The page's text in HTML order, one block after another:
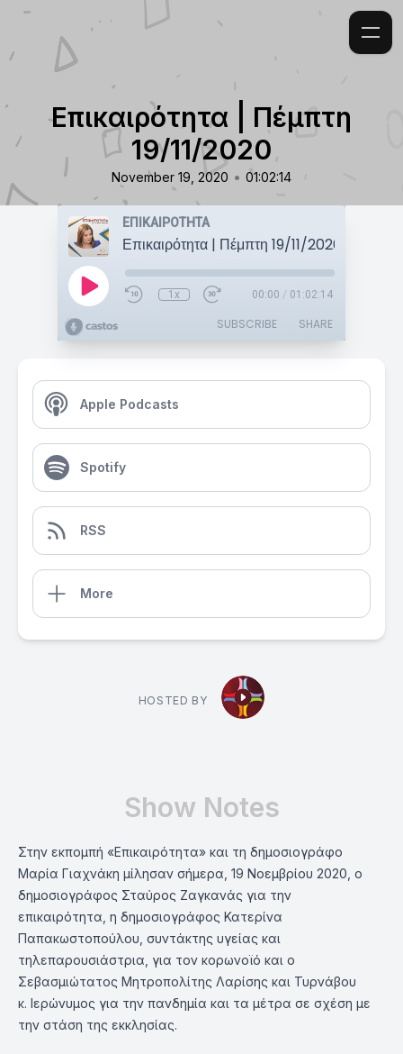
Επικαιρότητα | Πέμπτη
19/11/2020
November 19, 2020 • 01:02:14
ΕΠΙΚΑΙΡΟΤΗΤΑ
Επικαιρότητα | Πέμπτη 19/11/2020
1x 00:00 / 01:02:14
SUBSCRIBE SHARE
Apple Podcasts
Spotify
RSS
More
HOSTED BY
Show Notes
Στην εκπομπή «Επικαιρότητα» και τη δημοσιογράφο
Μαρία Γιαχνάκη μίλησαν σήμερα, 19 Νοεμβρίου 2020, ο
δημοσιογράφος Σταύρος Ζαγκανάς για την
επικαιρότητα, η δημοσιογράφος Κατερίνα
Παπακωστοπούλου, συντάκτης υγείας και
τηλεπαρουσιάστρια, για τον κορωνοϊό και ο
Σεβασμιώτατος Μητροπολίτης Λαρίσης και Τυρνάβου
κ. Ιερώνυμος για την πανδημία και τα μέτρα σε σχέση με
την στάση της εκκλησίας.